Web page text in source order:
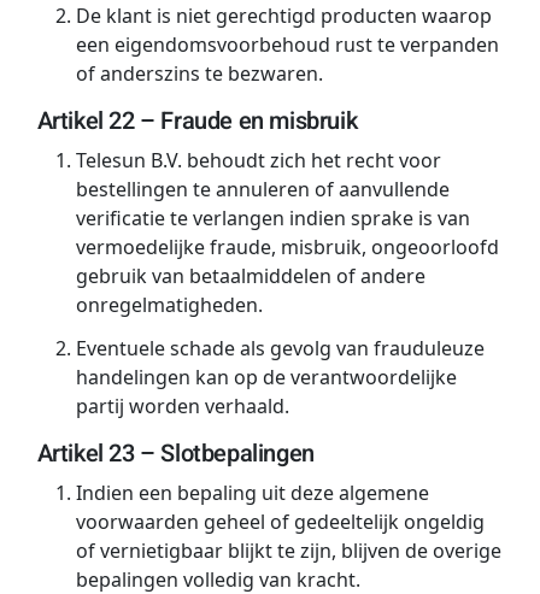
De klant is niet gerechtigd producten waarop
een eigendomsvoorbehoud rust te verpanden
of anderszins te bezwaren.
Artikel 22 – Fraude en misbruik
Telesun B.V. behoudt zich het recht voor
bestellingen te annuleren of aanvullende
verificatie te verlangen indien sprake is van
vermoedelijke fraude, misbruik, ongeoorloofd
gebruik van betaalmiddelen of andere
onregelmatigheden.
Eventuele schade als gevolg van frauduleuze
handelingen kan op de verantwoordelijke
partij worden verhaald.
Artikel 23 – Slotbepalingen
Indien een bepaling uit deze algemene
voorwaarden geheel of gedeeltelijk ongeldig
of vernietigbaar blijkt te zijn, blijven de overige
bepalingen volledig van kracht.